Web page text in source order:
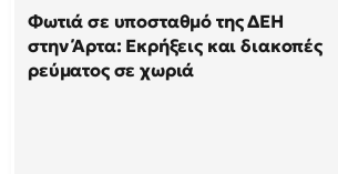
Φωτιά σε υποσταθμό της ΔΕΗ
στην Άρτα: Εκρήξεις και διακοπές
ρεύματος σε χωριά